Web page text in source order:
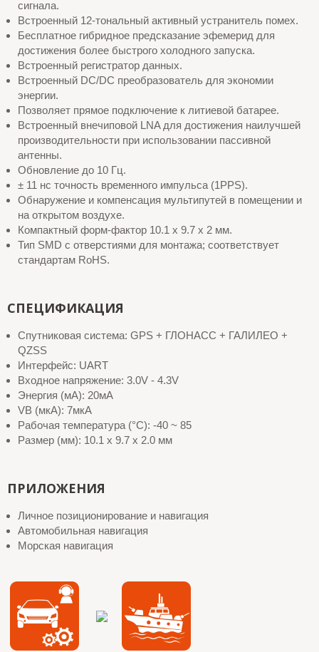
сигнала.
Встроенный 12-тональный активный устранитель помех.
Бесплатное гибридное предсказание эфемерид для
достижения более быстрого холодного запуска.
Встроенный регистратор данных.
Встроенный DC/DC преобразователь для экономии
энергии.
Позволяет прямое подключение к литиевой батарее.
Встроенный внечиповой LNA для достижения наилучшей
производительности при использовании пассивной
антенны.
Обновление до 10 Гц.
± 11 нс точность временного импульса (1PPS).
Обнаружение и компенсация мультипутей в помещении и
на открытом воздухе.
Компактный форм-фактор 10.1 x 9.7 x 2 мм.
Тип SMD с отверстиями для монтажа; соответствует
стандартам RoHS.
СПЕЦИФИКАЦИЯ
Спутниковая система: GPS + ГЛОНАСС + ГАЛИЛЕО +
QZSS
Интерфейс: UART
Входное напряжение: 3.0V - 4.3V
Энергия (мА): 20мА
VB (мкА): 7мкА
Рабочая температура (°C): -40 ~ 85
Размер (мм): 10.1 x 9.7 x 2.0 мм
ПРИЛОЖЕНИЯ
Личное позиционирование и навигация
Автомобильная навигация
Морская навигация